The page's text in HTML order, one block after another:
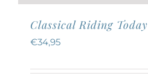
Classical Riding Today
€34,95